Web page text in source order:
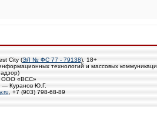
City (ЭЛ № ФС 77 - 79138), 18+
технологий и массовых
ООО «ВСС»
— Куранов Ю.Г.
, +7 (903) 798-68-89